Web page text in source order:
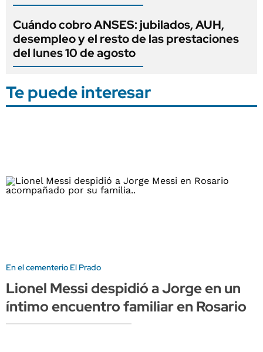
Cuándo cobro ANSES: jubilados, AUH,
desempleo y el resto de las prestaciones
del lunes 10 de agosto
Te puede interesar
En el cementerio El Prado
Lionel Messi despidió a Jorge en un
íntimo encuentro familiar en Rosario